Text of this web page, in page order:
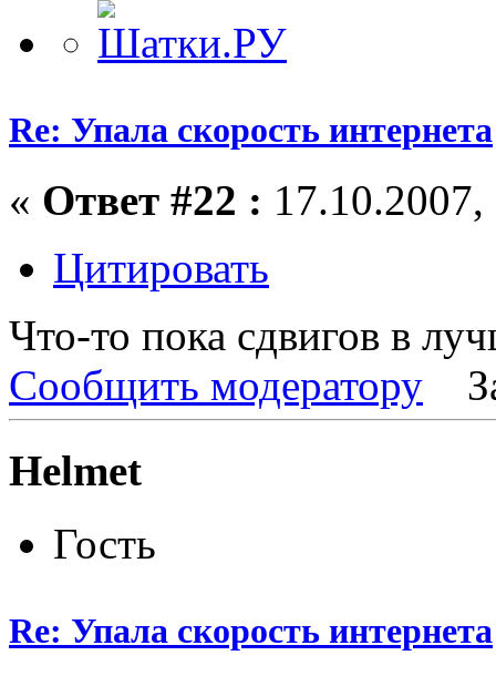
Re: Упала скорость интернета
« Ответ #22 :
Цитировать
Что-то пока сдвигов в
Сообщить модератору
Helmet
Гость
Re: Упала скорость интернета